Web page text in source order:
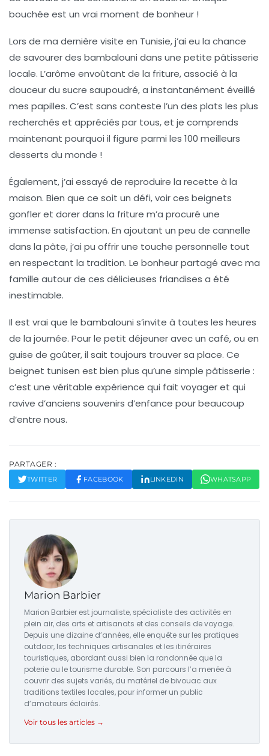
bouchée est un vrai moment de bonheur !
Lors de ma dernière visite en Tunisie, j’ai eu la chance
de savourer des bambalouni dans une petite pâtisserie
locale. L’arôme envoûtant de la friture, associé à la
douceur du sucre saupoudré, a instantanément éveillé
mes papilles. C’est sans conteste l’un des plats les plus
recherchés et appréciés par tous, et je comprends
maintenant pourquoi il figure parmi les 100 meilleurs
desserts du monde !
Également, j’ai essayé de reproduire la recette à la
maison. Bien que ce soit un défi, voir ces beignets
gonfler et dorer dans la friture m’a procuré une
immense satisfaction. En ajoutant un peu de cannelle
dans la pâte, j’ai pu offrir une touche personnelle tout
en respectant la tradition. Le bonheur partagé avec ma
famille autour de ces délicieuses friandises a été
inestimable.
Il est vrai que le bambalouni s’invite à toutes les heures
de la journée. Pour le petit déjeuner avec un café, ou en
guise de goûter, il sait toujours trouver sa place. Ce
beignet tunisen est bien plus qu’une simple pâtisserie :
c’est une véritable expérience qui fait voyager et qui
ravive d’anciens souvenirs d’enfance pour beaucoup
d’entre nous.
PARTAGER :
TWITTER FACEBOOK LINKEDIN WHATSAPP
Marion Barbier
Marion Barbier est journaliste, spécialiste des activités en
plein air, des arts et artisanats et des conseils de voyage.
Depuis une dizaine d’années, elle enquête sur les pratiques
outdoor, les techniques artisanales et les itinéraires
touristiques, abordant aussi bien la randonnée que la
poterie ou le tourisme durable. Son parcours l’a menée à
couvrir des sujets variés, du matériel de bivouac aux
traditions textiles locales, pour informer un public
d’amateurs éclairés.
Voir tous les articles →